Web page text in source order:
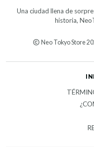
Una ciudad llena de
historia,
Neo Tokyo Store